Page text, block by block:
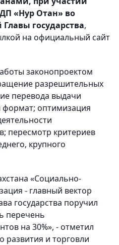
«Нур Отан» во
государства,
на официальный сайт
законопроектом
разрешительных
перевода выдачи
формат; оптимизация
пересмотр критериев
крупного
«Социально-
- главный вектор
государства поручил
перечень
на 30%», - отметил
развития и торговли